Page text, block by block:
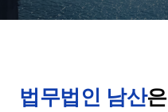
법무법인 남산은